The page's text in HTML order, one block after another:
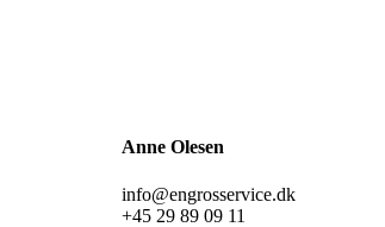
Anne Olesen
info@engrosservice.dk
+45 29 89 09 11